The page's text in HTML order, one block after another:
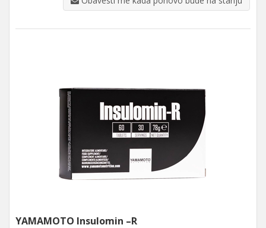
YAMAMOTO Insulomin –R